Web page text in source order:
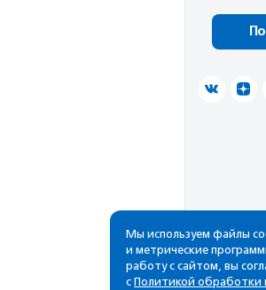
Мы используем файлы
и метрические
работу с сайтом, вы
с Политикой обработки